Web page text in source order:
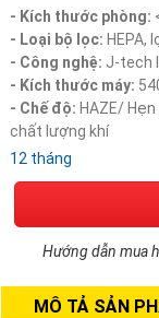
- Kích thước phòng:
- Loại bộ lọc: HEPA,
- Công nghệ: J-tech
- Kích thước máy:
- Chế độ: HAZE/
chất lượng khí
12 tháng
Hướng dẫn mua
MÔ TẢ SẢN